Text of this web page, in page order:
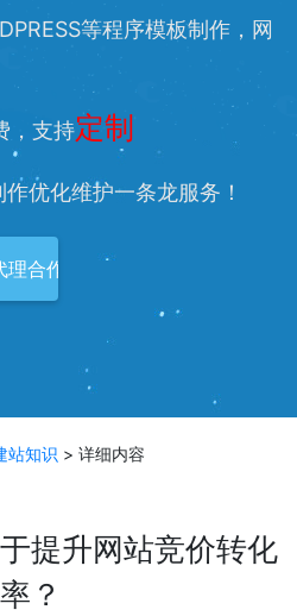
等程序模板制作，网
，支持定制
优化维护一条龙服务！
理合作
站知识 > 详细内容
提升网站竞价转化
率？